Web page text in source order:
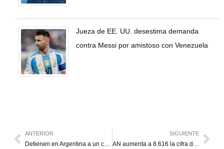
Jueza de EE. UU. desestima demanda
contra Messi por amistoso con Venezuela
ANTERIOR
Detienen en Argentina a un colombiano acusado de participar en el asesinato de Uribe Turbay
SIGUIENTE
AN aumenta a 8.616 la cifra de personas beneficiadas por la Ley de Amnistía